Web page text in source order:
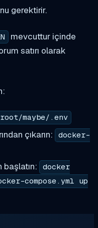
gerektirir.
mevcuttur içinde
satırı olarak
maybe/.env
çıkarın: docker-
docker
compose.yml up